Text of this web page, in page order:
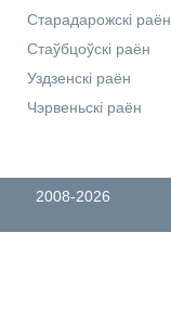
Старадарожскі раён
Стаўбцоўскі раён
Уздзенскі раён
Чэрвеньскі раён
2008-2026